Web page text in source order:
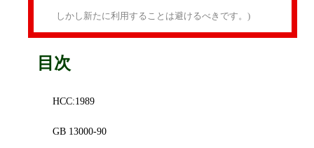
しかし新たに利用することは避けるべきです。)
目次
HCC:1989
GB 13000-90